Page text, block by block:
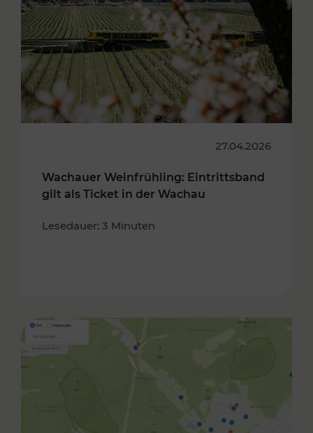
27.04.2026
Wachauer Weinfrühling: Eintrittsband
gilt als Ticket in der Wachau
Lesedauer: 3 Minuten